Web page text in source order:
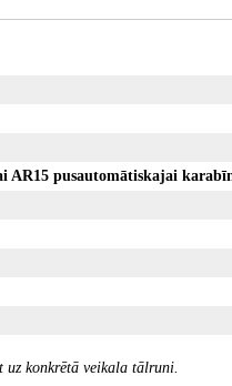
AR15 pusautomātiskajai
uz konkrētā veikala tālruni.